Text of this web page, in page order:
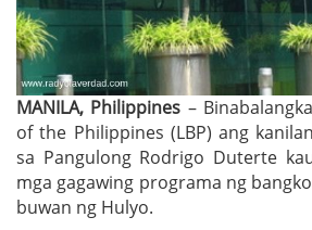
MANILA, Philippines –
of the Philippines (LBP) ang
sa Pangulong Rodrigo Duterte
mga gagawing programa ng
buwan ng Hulyo.